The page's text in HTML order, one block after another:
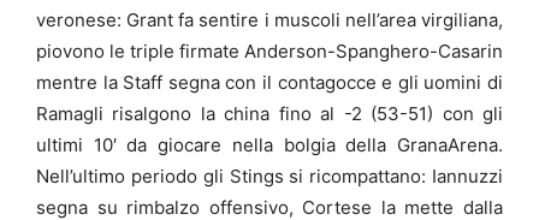
veronese: Grant fa sentire i muscoli nell’area virgiliana,
piovono le triple firmate Anderson-Spanghero-Casarin
mentre la Staff segna con il contagocce e gli uomini di
Ramagli risalgono la china fino al -2 (53-51) con gli
ultimi 10′ da giocare nella bolgia della GranaArena.
Nell’ultimo periodo gli Stings si ricompattano: Iannuzzi
segna su rimbalzo offensivo, Cortese la mette dalla